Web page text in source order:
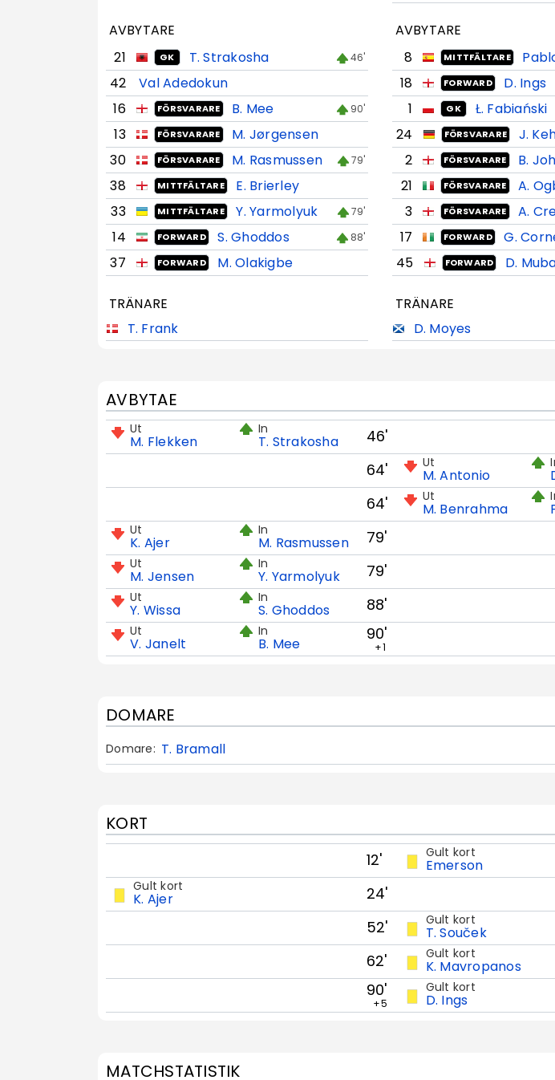
AVBYTARE
21
GK T. Strakosha 46'
42
Val Adedokun
16
FÖRSVARARE B. Mee 90'
13 FÖRSVARARE
M. Jørgensen
30
FÖRSVARARE M. Rasmussen 79'
38 MITTFÄLTARE
E. Brierley
33
MITTFÄLTARE Y. Yarmolyuk 79'
14 FORWARD S. Ghoddos 88'
37 FORWARD M. Olakigbe
TRÄNARE
T. Frank
AVBYTARE
8
MITTFÄLTARE
18 FORWARD D. Ings
1 GK
Ł. Fabiański
24
FÖRSVARARE
J.
2
FÖRSVARARE
B.
21
FÖRSVARARE
A.
3
FÖRSVARARE
A.
17
FORWARD
G.
45
FORWARD D.
TRÄNARE
D. Moyes
AVBYTAE
Ut
M. Flekken
In
T. Strakosha
46'
64'
Ut
M. Antonio
64' Ut
M. Benrahma
Ut
K. Ajer
In
M. Rasmussen 79'
Ut
M. Jensen
In
Y. Yarmolyuk 79'
Ut
Y. Wissa
In
S. Ghoddos 88'
Ut
V. Janelt
In
B. Mee
90'
+1
DOMARE
Domare: T. Bramall
KORT
12' Gult kort
Emerson
Gult kort
K. Ajer
24'
52'
Gult kort
T. Souček
62' Gult kort
K. Mavropanos
90'
+5
Gult kort
D. Ings
MATCHSTATISTIK